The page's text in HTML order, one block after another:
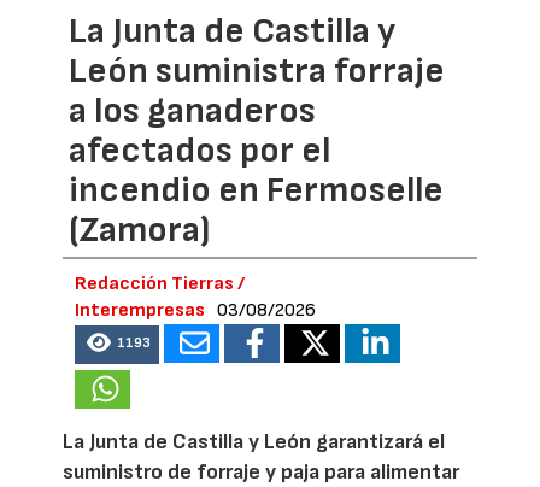
La Junta de Castilla y
León suministra forraje
a los ganaderos
afectados por el
incendio en Fermoselle
(Zamora)
Redacción Tierras /
Interempresas
03/08/2026
1193
La Junta de Castilla y León garantizará el
suministro de forraje y paja para alimentar